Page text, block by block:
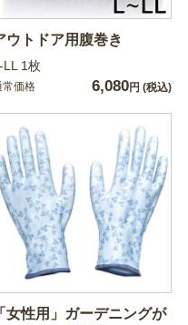
ウトドア用腹巻き
LL 1枚
常価格 6,080円 (税込)
「女性用」ガーデニングが